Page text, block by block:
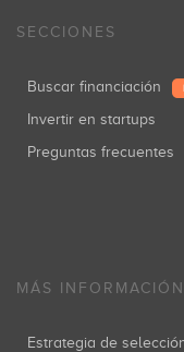
SECCIONES
Buscar financiación
Invertir en startups
Preguntas frecuentes
MÁS INFORMACIÓN
Estrategia de